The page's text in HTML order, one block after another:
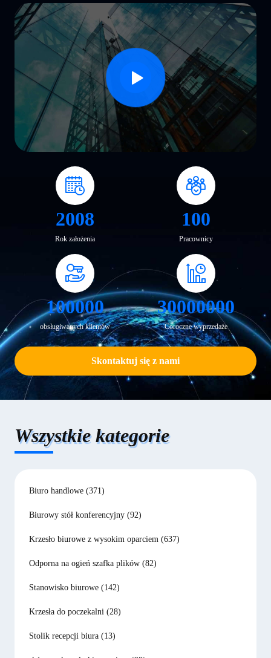
2008
Rok założenia
100
Pracownicy
100000
obsługiwanych klientów
30000000
Coroczne wyprzedaże
Skontaktuj się z nami
Wszystkie kategorie
Biuro handlowe (371)
Biurowy stół konferencyjny (92)
Krzesło biurowe z wysokim oparciem (637)
Odporna na ogień szafka plików (82)
Stanowisko biurowe (142)
Krzesła do poczekalni (28)
Stolik recepcji biura (13)